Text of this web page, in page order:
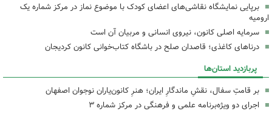
برپایی نمایشگاه نقاشی‌های اعضای کودک با موضوع نماز در مرکز شماره یک
ارومیه
سرمایه اصلی کانون، نیروی انسانی و مربیان آن است
درناهای کاغذی؛ قاصدان صلح در باشگاه کتاب‌خوانی کانون کردیجان
پربازدید استان‌ها
بر قامتِ سفال، نقشِ ماندگارِ ایران؛ هنرِ کانون‌یاران نوجوان اصفهان
اجرای دو ویژه‌برنامه علمی و فرهنگی در مرکز شماره ۳